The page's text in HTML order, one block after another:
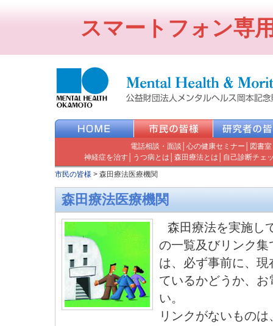
スマートフォン専
電話相談・面談 心の健康セミナー 図書室
神経症を治す
うつ病とは 森田療法とは
自己診断チェ
市民の皆様 > 森田療法医療機関
森田療法医療機関
森田療法を実施し
の一覧及びリンク
は、必ず事前に、
ているかどうか、
い。
リンクがないもの